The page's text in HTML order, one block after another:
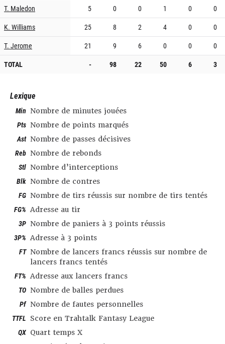
T. Maledon
5 0 0 1 0
0
K. Williams
25 8 2 4 0
0
T. Jerome
21 9 6 0 0
0
TOTAL
- 98 22 50 6 3
Lexique
Min Nombre de minutes jouées
Pts Nombre de points marqués
Ast Nombre de passes décisives
Reb Nombre de rebonds
Stl Nombre d’interceptions
Blk Nombre de contres
FG Nombre de tirs réussis sur nombre de tirs tentés
FG% Adresse au tir
3P Nombre de paniers à 3 points réussis
3P% Adresse à 3 points
FT Nombre de lancers francs réussis sur nombre de
lancers francs tentés
FT% Adresse aux lancers francs
TO Nombre de balles perdues
Pf Nombre de fautes personnelles
TTFL Score en Trahtalk Fantasy League
QX Quart temps X